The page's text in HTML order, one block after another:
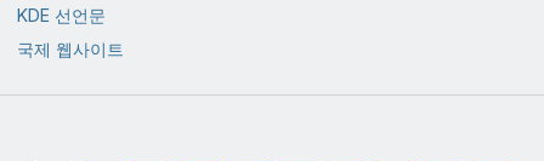
KDE 선언문
국제 웹사이트